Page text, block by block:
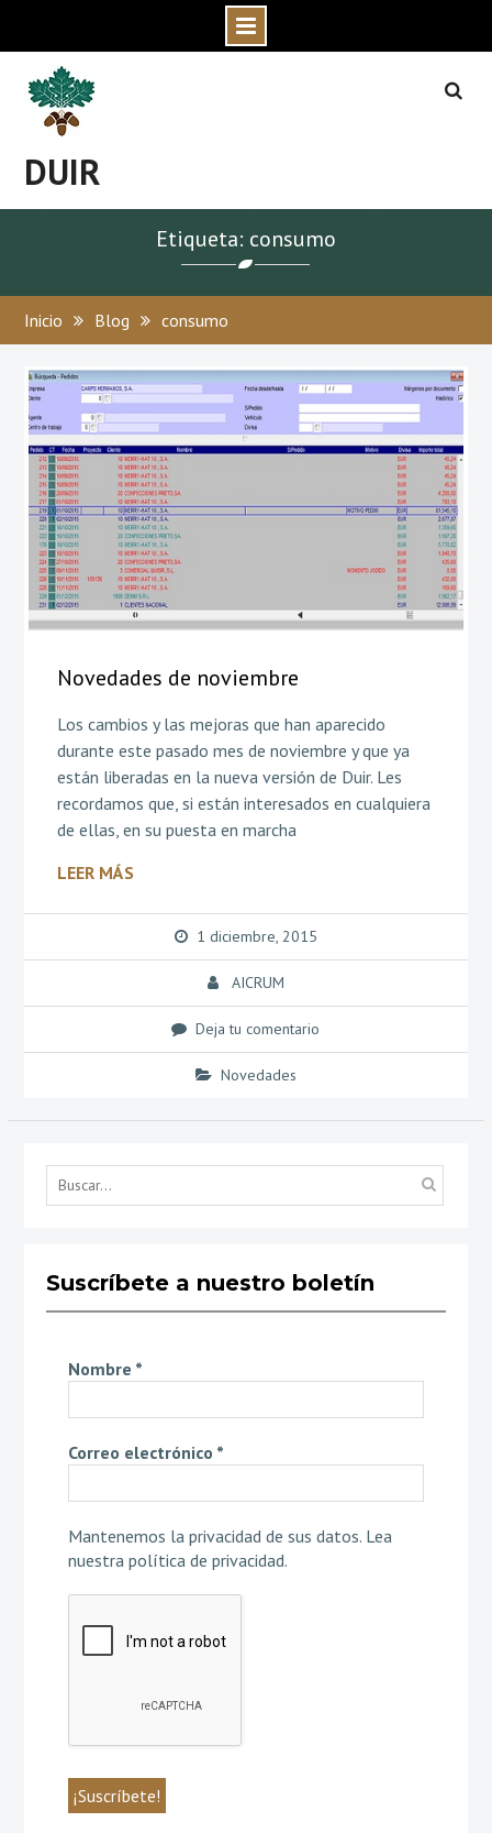
content
DUIR
Etiqueta: consumo
Inicio Blog consumo
Novedades de noviembre
Los cambios y las mejoras que han aparecido
durante este pasado mes de noviembre y que ya
están liberadas en la nueva versión de Duir. Les
recordamos que, si están interesados en cualquiera
de ellas, en su puesta en marcha
LEER MÁS
1 diciembre, 2015
AICRUM
Deja tu comentario
Novedades
Suscríbete a nuestro boletín
Nombre *
Correo electrónico *
Mantenemos la privacidad de sus datos. Lea
nuestra política de privacidad.